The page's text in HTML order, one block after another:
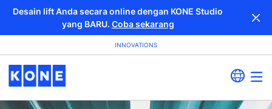
Desain lift Anda secara online dengan KONE Studio
yang BARU. Coba sekarang
INNOVATIONS